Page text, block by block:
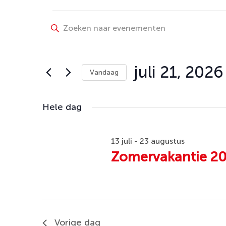
Evenementen
juli
2026
Evenementen
weergeven
Vul
in.
Evenementen
Vandaag juli 21, 2026
een
Hele dag
Zomervakantie
13 juli - 23 augustus
Vorige dag